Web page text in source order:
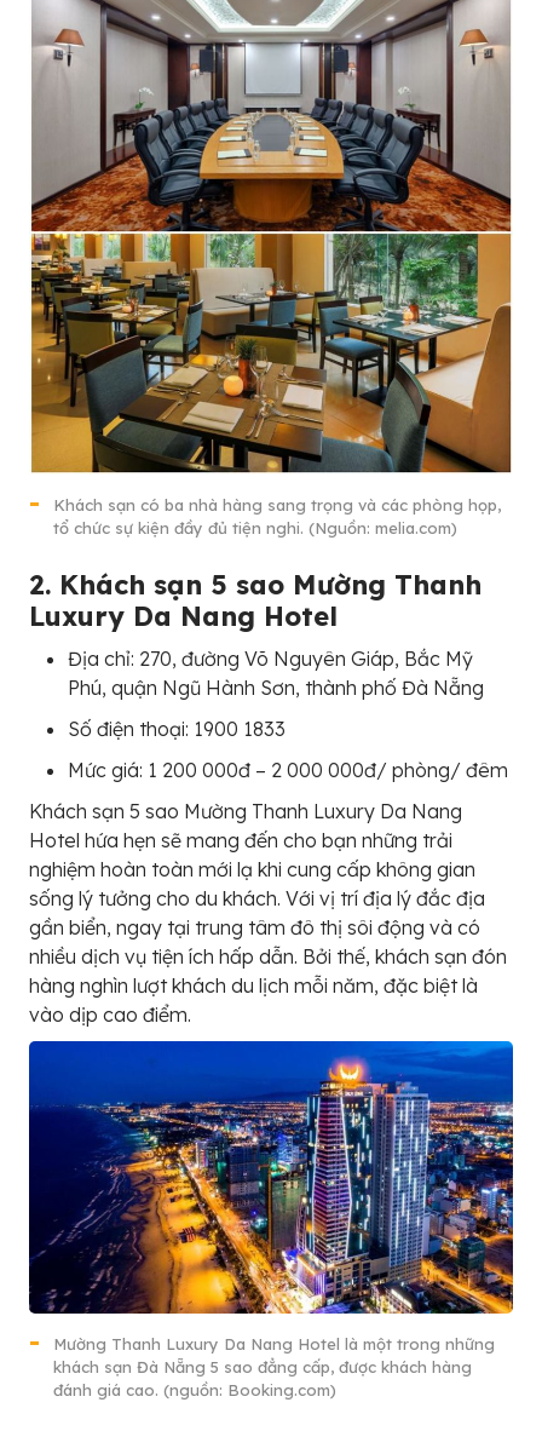
Khách sạn có ba nhà hàng sang trọng và các phòng họp,
tổ chức sự kiện đầy đủ tiện nghi. (Nguồn: melia.com)
2. Khách sạn 5 sao Mường Thanh
Luxury Da Nang Hotel
Địa chỉ: 270, đường Võ Nguyên Giáp, Bắc Mỹ
Phú, quận Ngũ Hành Sơn, thành phố Đà Nẵng
Số điện thoại: 1900 1833
Mức giá: 1 200 000đ – 2 000 000đ/ phòng/ đêm
Khách sạn 5 sao Mường Thanh Luxury Da Nang
Hotel hứa hẹn sẽ mang đến cho bạn những trải
nghiệm hoàn toàn mới lạ khi cung cấp không gian
sống lý tưởng cho du khách. Với vị trí địa lý đắc địa
gần biển, ngay tại trung tâm đô thị sôi động và có
nhiều dịch vụ tiện ích hấp dẫn. Bởi thế, khách sạn đón
hàng nghìn lượt khách du lịch mỗi năm, đặc biệt là
vào dịp cao điểm.
Mường Thanh Luxury Da Nang Hotel là một trong những
khách sạn Đà Nẵng 5 sao đẳng cấp, được khách hàng
đánh giá cao. (nguồn: Booking.com)